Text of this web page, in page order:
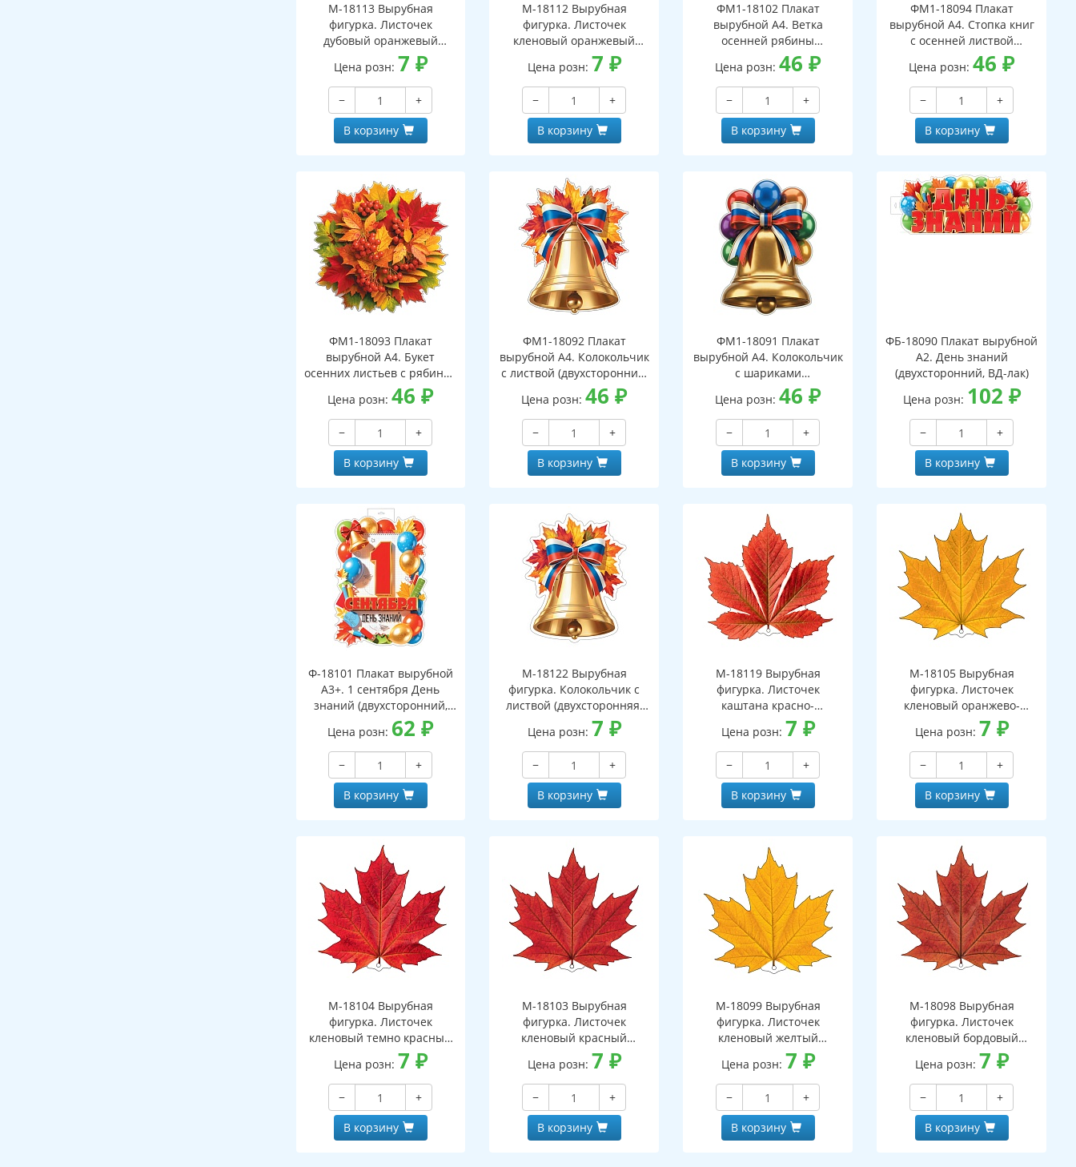
М-18113 Вырубная
фигурка. Листочек
дубовый оранжевый
(двухсторонняя, ВД-лак)
Цена розн: 7 ₽
−
+
В корзину
М-18112 Вырубная
фигурка. Листочек
кленовый оранжевый
(двухсторонняя, ВД-лак)
Цена розн: 7 ₽
−
+
В корзину
ФМ1-18102 Плакат
вырубной А4. Ветка
осенней рябины
(двухсторонний, ВД-лак)
Цена розн:46₽
−
+
В корзину
ФМ1-18094 Плакат
вырубной А4. Стопка книг
с осенней листвой
(двухсторонний, ВД-лак)
Цена розн:46₽
−
+
В корзину
ФМ1-18093 Плакат
вырубной А4. Букет
осенних листьев с рябиной
(двухсторонний, ВД-лак)
Цена розн:46₽
−
+
В корзину
ФМ1-18092 Плакат
вырубной А4. Колокольчик
с листвой (двухсторонний,
вд-лак)
Цена розн:46₽
−
+
В корзину
ФМ1-18091 Плакат
вырубной А4. Колокольчик
с шариками
(двухсторонний, ВД-лак)
Цена розн:46₽
−
+
В корзину
ФБ-18090 Плакат вырубной
А2. День знаний
(двухсторонний, ВД-лак)
Цена розн: 102 ₽
−
+
В корзину
Ф-18101 Плакат вырубной
А3+. 1 сентября День
знаний (двухсторонний,
ВД-лак)
Цена розн: 62₽
−
+
В корзину
М-18122 Вырубная
фигурка. Колокольчик с
листвой (двухсторонняя,
ВД-лак)
Цена розн: 7 ₽
−
+
В корзину
М-18119 Вырубная
фигурка. Листочек
каштана красно-
оранжевый
(двухсторонняя, ВД-лак)
Цена розн: 7 ₽
−
+
В корзину
М-18105 Вырубная
фигурка. Листочек
кленовый оранжево-
желтый (двухсторонняя,
ВД-лак)
Цена розн: 7 ₽
−
+
В корзину
М-18104 Вырубная
фигурка. Листочек
кленовый темно красный
(двухсторонняя, ВД-лак)
Цена розн: 7 ₽
−
+
В корзину
М-18103 Вырубная
фигурка. Листочек
кленовый красный
(двухсторонняя, ВД-лак)
Цена розн: 7 ₽
−
+
В корзину
М-18099 Вырубная
фигурка. Листочек
кленовый желтый
(двухсторонняя, ВД-лак)
Цена розн: 7 ₽
−
+
В корзину
М-18098 Вырубная
фигурка. Листочек
кленовый бордовый
(двухсторонняя, ВД-лак)
Цена розн: 7 ₽
−
+
В корзину